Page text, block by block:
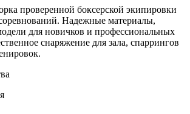
проверенной боксерской экипировки
Надежные материалы,
для новичков и профессиональных
снаряжение для зала, спаррингов